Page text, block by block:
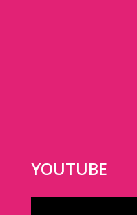
YOUTUBE